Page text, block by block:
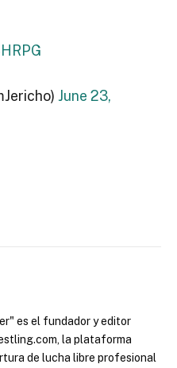
June 23,
es el fundador y editor
la plataforma
de lucha libre profesional